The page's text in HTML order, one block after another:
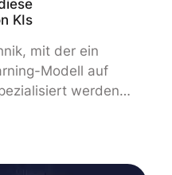
KIs
mit der ein
Modell auf
werden
Intelligenz
den letzten Jahren